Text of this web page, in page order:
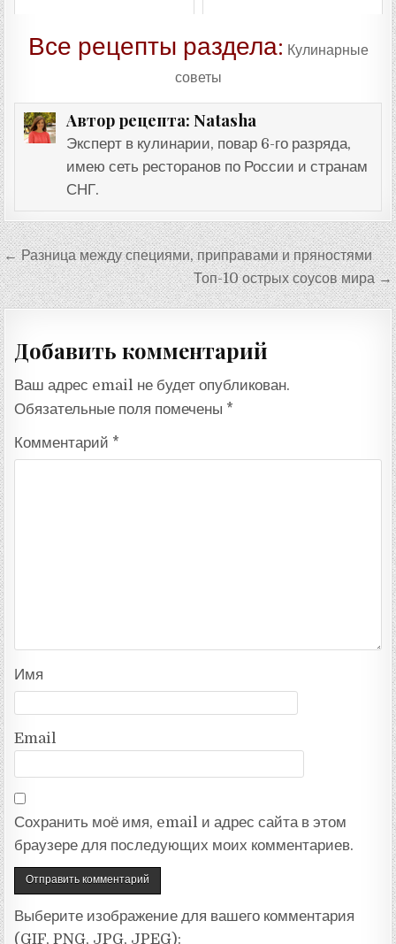
Все рецепты раздела: Кулинарные
советы
Автор рецепта: Natasha
Эксперт в кулинарии, повар 6-го разряда,
имею сеть ресторанов по России и странам
СНГ.
Навигация
по
записям
← Разница между специями, приправами и пряностями
Топ-10 острых соусов мира →
Добавить комментарий
Ваш адрес email не будет опубликован.
Обязательные поля помечены *
Комментарий *
Имя
Email
Сохранить моё имя, email и адрес сайта в этом
браузере для последующих моих комментариев.
Выберите изображение для вашего комментария
(GIF, PNG, JPG, JPEG):